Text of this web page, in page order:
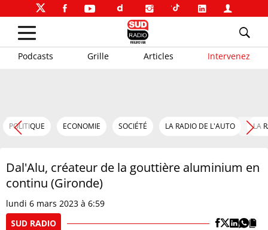
Podcasts Grille Articles Intervenez
POLITIQUE ECONOMIE SOCIÉTÉ LA RADIO DE L'AUTO LA
Dal'Alu, créateur de la gouttière aluminium en
continu (Gironde)
lundi 6 mars 2023 à 6:59
SUD RADIO